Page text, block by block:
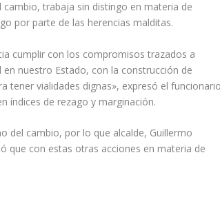
trabaja sin distingo en materia de
por parte de las herencias malditas.
cumplir con los compromisos trazados a
nuestro Estado, con la construcción de
tener vialidades dignas», expresó el
índices de rezago y marginación.
del cambio, por lo que alcalde, Guillermo
que con estas otras acciones en materia de